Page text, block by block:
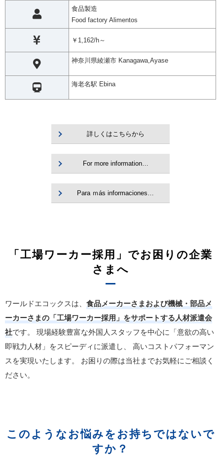
食品製造
Food factory Alimentos
￥1,162/h～
神奈川県綾瀬市 Kanagawa,Ayase
海老名駅 Ebina
詳しくはこちらから
For more information…
Para ｍás informaciones…
「工場ワーカー採用」でお困りの企業
さまへ
ワールドエコックスは、 食品メーカーさまおよび機械・部品メ
ーカーさまの「工場ワーカー採用」をサポートする人材派遣会
社です。
現場経験豊富な外国人スタッフを中心に「意欲の高い
即戦力人材」をスピーディに派遣し、
高いコストパフォーマン
スを実現いたします。
お困りの際は当社までお気軽にご相談く
ださい。
このようなお悩みをお持ちではないで
すか？